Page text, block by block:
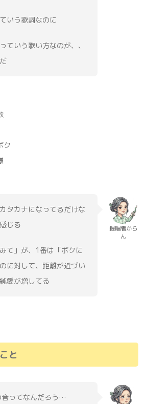
いう歌詞なのに
ていう歌い方なのが、、
ク
タカナになってるだけな
じる
て」が、1番は「ボクに
に対して、距離が近づい
愛が増してる
提唱者から
ん
と
音ってなんだろう…